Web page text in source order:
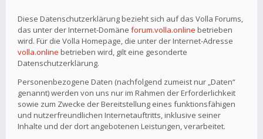
Diese Datenschutzerklärung bezieht sich auf das Volla Forums,
das unter der Internet-Domäne forum.volla.online betrieben
wird. Für die Volla Homepage, die unter der Internet-Adresse
volla.online betrieben wird, gilt eine gesonderte
Datenschutzerklärung.
Personenbezogene Daten (nachfolgend zumeist nur „Daten“
genannt) werden von uns nur im Rahmen der Erforderlichkeit
sowie zum Zwecke der Bereitstellung eines funktionsfähigen
und nutzerfreundlichen Internetauftritts, inklusive seiner
Inhalte und der dort angebotenen Leistungen, verarbeitet.